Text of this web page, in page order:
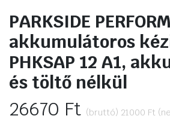
PARKSIDE
akkumulátoros
PHKSAP 12 A1,
és töltő nélkül
26670 Ft (bruttó) 21000 Ft